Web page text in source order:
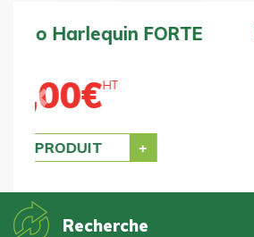
Fleur de CBD bio
VOIR LE PRODUIT
Previous
Recherche